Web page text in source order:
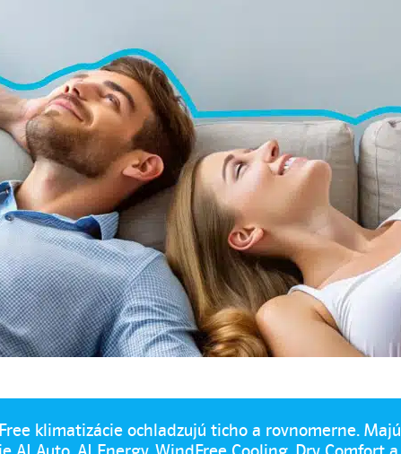
klimatizácie ochladzujú ticho a rovnomerne. Majú